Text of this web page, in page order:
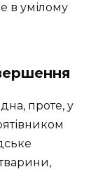
в умілому
проте, у